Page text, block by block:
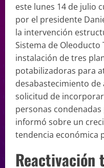
este lunes 14 de julio
por el presidente
la intervención
Sistema de Oleoducto
instalación de tres
potabilizadoras para
desabastecimiento de
solicitud de
personas
informó sobre un
tendencia económica
Reactivación